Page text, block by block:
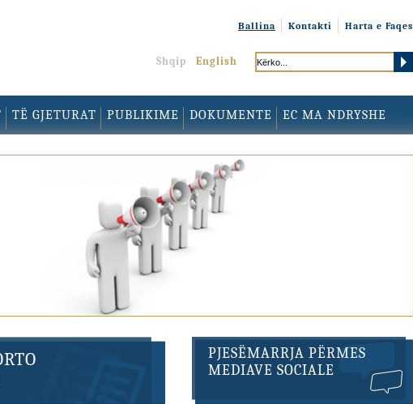
Ballina Kontakti Harta e Faqes
Shqip English
TË GJETURAT PUBLIKIME DOKUMENTE EC MA NDRYSHE
PJESËMARRJA PËRMES
MEDIAVE SOCIALE